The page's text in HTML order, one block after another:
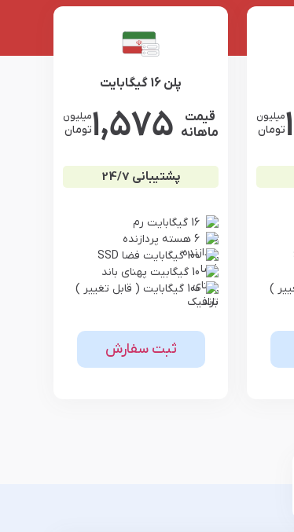
میلیون
تومان
پلن 16 گیگابایت
قیمت
ماهانه 1,575میلیون
تومان
پشتیبانی 24/7
16 گیگابایت رم
6 هسته پردازنده
100 گیگابایت فضا SSD
10 گیگابیت پهنای باند
100 گیگابایت ( قابل تغییر )
ثبت سفارش